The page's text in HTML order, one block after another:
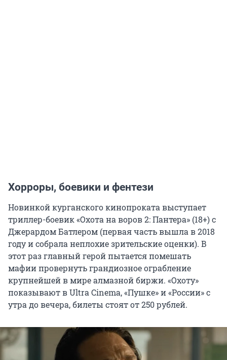
Хорроры, боевики и фентези
Новинкой курганского кинопроката выступает
триллер-боевик «Охота на воров 2: Пантера» (18+) с
Джерардом Батлером (первая часть вышла в 2018
году и собрала неплохие зрительские оценки). В
этот раз главный герой пытается помешать
мафии провернуть грандиозное ограбление
крупнейшей в мире алмазной биржи. «Охоту»
показывают в Ultra Cinema, «Пушке» и «России» с
утра до вечера, билеты стоят от 250 рублей.